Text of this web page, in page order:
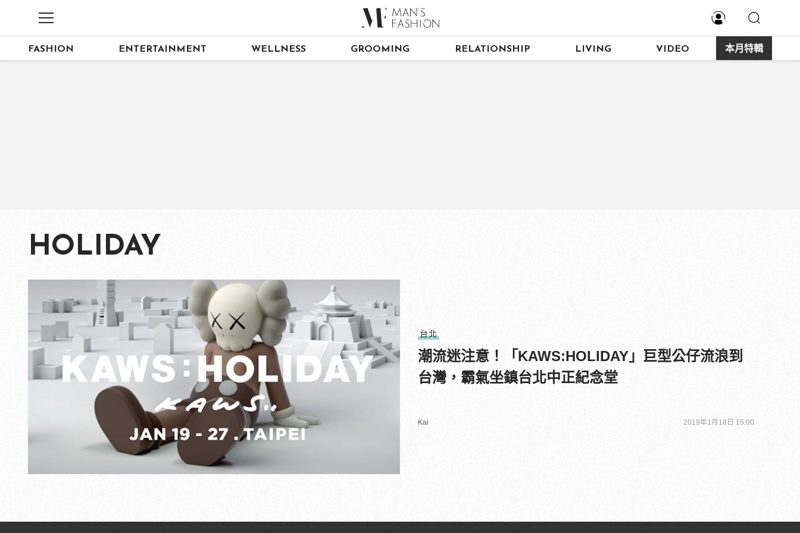
FASHION ENTERTAINMENT WELLNESS GROOMING RELATIONSHIP LIVING VIDEO 本月特輯
HOLIDAY
台北
潮流迷注意！「KAWS:HOLIDAY」巨型公仔流浪到
台灣，霸氣坐鎮台北中正紀念堂
Kai 2019年1月18日 15:00